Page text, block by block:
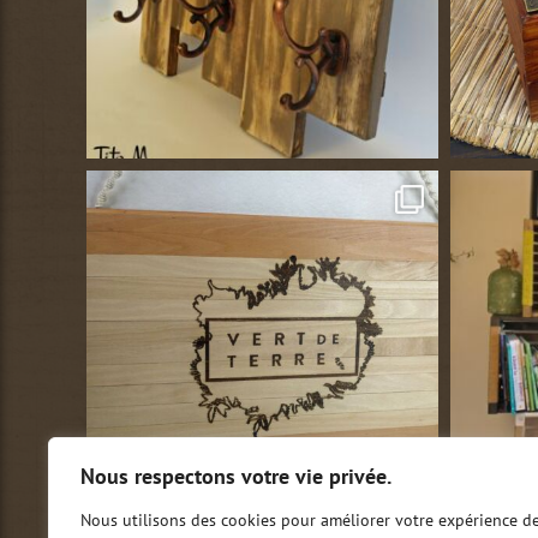
Nous respectons votre vie privée.
Nous utilisons des cookies pour améliorer votre expérience